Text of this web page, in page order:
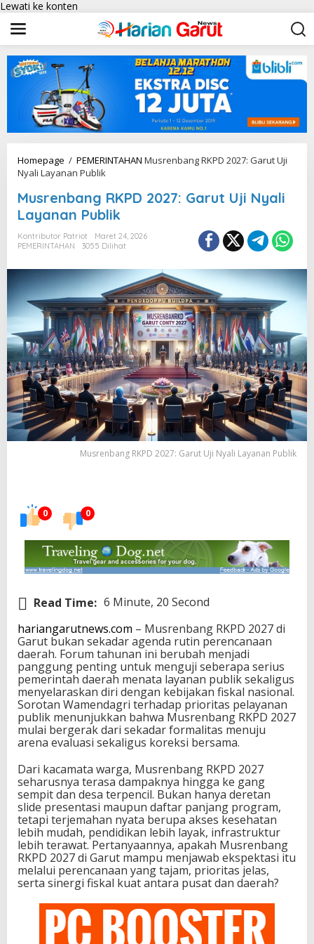
Lewati ke konten
Homepage / PEMERINTAHAN Musrenbang RKPD 2027: Garut Uji
Nyali Layanan Publik
Musrenbang RKPD 2027: Garut Uji Nyali
Layanan Publik
Kontributor Patriot
Maret 24, 2026
PEMERINTAHAN
3055 Dilihat
Musrenbang RKPD 2027: Garut Uji Nyali Layanan Publik
0 0
Read Time: 6 Minute, 20 Second
hariangarutnews.com – Musrenbang RKPD 2027 di
Garut bukan sekadar agenda rutin perencanaan
daerah. Forum tahunan ini berubah menjadi
panggung penting untuk menguji seberapa serius
pemerintah daerah menata layanan publik sekaligus
menyelaraskan diri dengan kebijakan fiskal nasional.
Sorotan Wamendagri terhadap prioritas pelayanan
publik menunjukkan bahwa Musrenbang RKPD 2027
mulai bergerak dari sekadar formalitas menuju
arena evaluasi sekaligus koreksi bersama.
Dari kacamata warga, Musrenbang RKPD 2027
seharusnya terasa dampaknya hingga ke gang
sempit dan desa terpencil. Bukan hanya deretan
slide presentasi maupun daftar panjang program,
tetapi terjemahan nyata berupa akses kesehatan
lebih mudah, pendidikan lebih layak, infrastruktur
lebih terawat. Pertanyaannya, apakah Musrenbang
RKPD 2027 di Garut mampu menjawab ekspektasi itu
melalui perencanaan yang tajam, prioritas jelas,
serta sinergi fiskal kuat antara pusat dan daerah?